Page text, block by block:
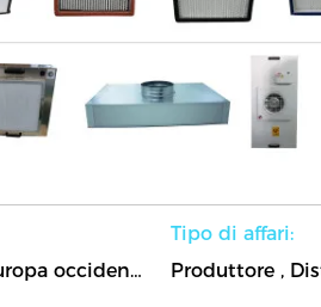
America del Nord , Sudamerica , Europa occidentale , Europa orientale , Asia orientale , Sud-Est asiatico , Medio Oriente , L'Africa , Oceania , In tutto il mondo
Tipo di affari: